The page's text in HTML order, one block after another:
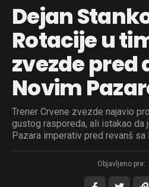
Dejan
Rotacije u
zvezde pred
Novim
Trener Crvene zvezde najavio
gustog rasporeda, ali istakao da
Pazara imperativ pred revanš sa
Objavljeno pre: